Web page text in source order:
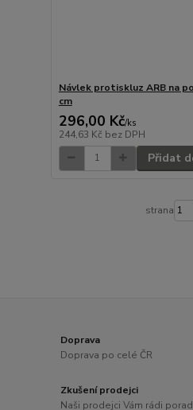
Návlek protiskluz ARB na
cm
296,00 Kč/ks
244,63 Kč bez DPH
Přidat
strana
Doprava
Doprava po celé ČR
Zkušení prodejci
Naši prodejci Vám rádi